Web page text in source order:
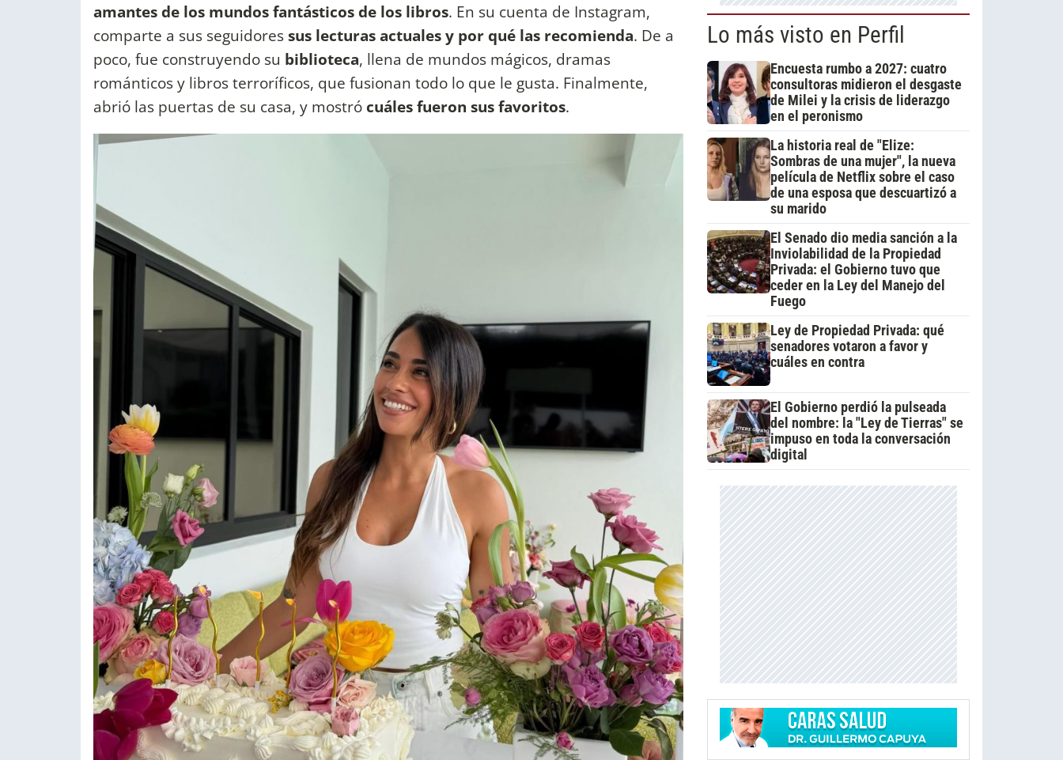
amantes de los mundos fantásticos de los libros. En su cuenta de Instagram,
comparte a sus seguidoressus lecturas actuales y por qué las recomienda. De a
poco, fue construyendo su biblioteca, llena de mundos mágicos, dramas
románticos y libros terroríficos, que fusionan todo lo que le gusta. Finalmente,
abrió las puertas de su casa, y mostró cuáles fueron sus favoritos.
Lo más visto en Perfil
Encuesta rumbo a 2027: cuatro
consultoras midieron el desgaste
de Milei y la crisis de liderazgo
en el peronismo
La historia real de "Elize:
Sombras de una mujer", la nueva
película de Netflix sobre el caso
de una esposa que descuartizó a
su marido
El Senado dio media sanción a la
Inviolabilidad de la Propiedad
Privada: el Gobierno tuvo que
ceder en la Ley del Manejo del
Fuego
Ley de Propiedad Privada: qué
senadores votaron a favor y
cuáles en contra
El Gobierno perdió la pulseada
del nombre: la "Ley de Tierras" se
impuso en toda la conversación
digital